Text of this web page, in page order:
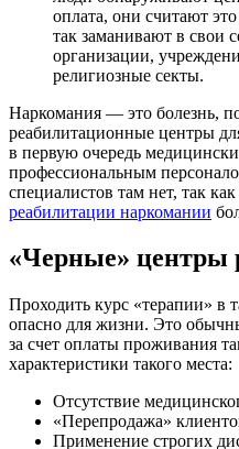
оплата, они считают
так заманивают в свои
организации,
религиозные секты.
Наркомания — это болезнь,
реабилитационные центры
в первую очередь
профессиональным
специалистов там нет, так
реабилитации наркомании
«Черные» центры
Проходить курс «терапии» в
опасно для жизни. Это
за счет оплаты проживания
характеристики такого места:
Отсутствие
«Перепродажа»
Применение строгих